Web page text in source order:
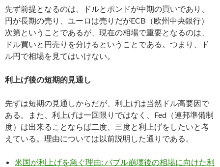
先ず前提となるのは、ドルとポンドが中期の買いであり、
円が長期の売り、ユーロは売りだがECB（欧州中央銀行）
次第ということであるが、現在の相場で重要となるのは、
ドル買いと円売りを分けるということである。つまり、ド
ル円で相場を見てはいけない。
利上げ後の短期的見通し
先ずは短期の見通しからだが、利上げは当然ドル高要因で
ある。また、利上げは一回限りではなく、Fed（連邦準備制
度）は出来ることならば二度、三度と利上げをしたいと考
えている。理由については以前説明した通りである。
米国が利上げを急ぐ理由: バブル崩壊後の相場に向けた利